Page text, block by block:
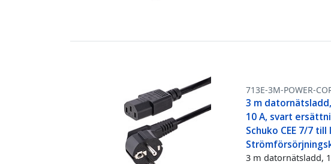
713E-3M-POWER-
3 m
10 A, svart
Schuko CEE 7/7
3 m datornätsladd,